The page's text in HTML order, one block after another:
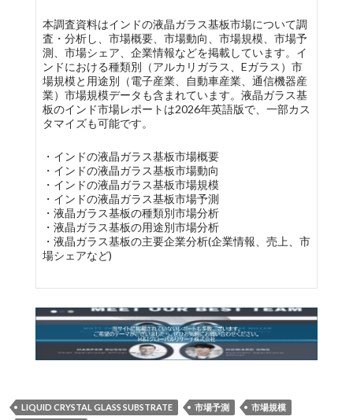
本調査資料はインドの液晶ガラス基板市場について調
査・分析し、市場概要、市場動向、市場規模、市場予
測、市場シェア、企業情報などを掲載しています。イ
ンドにおける種類別（アルカリガラス、Eガラス）市
場規模と用途別（電子産業、自動車産業、通信機器産
業）市場規模データも含まれています。液晶ガラス基
板のインド市場レポートは2026年英語版で、一部カス
タマイズも可能です。
・インドの液晶ガラス基板市場概要
・インドの液晶ガラス基板市場動向
・インドの液晶ガラス基板市場規模
・インドの液晶ガラス基板市場予測
・液晶ガラス基板の種類別市場分析
・液晶ガラス基板の用途別市場分析
・液晶ガラス基板の主要企業分析(企業情報、売上、市
場シェアなど)
LIQUID CRYSTAL GLASS SUBSTRATE 市場予測
市場規模